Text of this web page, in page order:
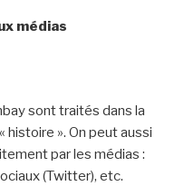
médias
sont traités dans la
histoire ». On peut aussi
par les médias :
(Twitter), etc.